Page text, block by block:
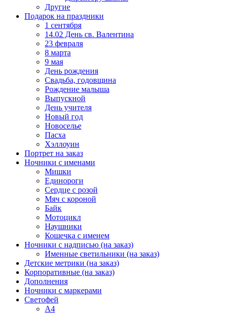
Другие
Подарок на праздники
1 сентября
14.02 День св. Валентина
23 февраля
8 марта
9 мая
День рождения
Свадьба, годовщина
Рождение малыша
Выпускной
День учителя
Новый год
Новоселье
Пасха
Хэллоуин
Портрет на заказ
Ночники с именами
Мишки
Единороги
Сердце с розой
Мяч с короной
Байк
Мотоцикл
Наушники
Кошечка с именем
Ночники с надписью (на заказ)
Именные светильники (на заказ)
Детские метрики (на заказ)
Корпоративные (на заказ)
Дополнения
Ночники с маркерами
Светофей
А4